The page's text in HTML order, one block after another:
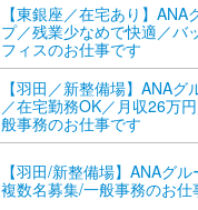
【東銀座／在宅あり】ANA
プ／残業少なめで快適／バ
フィスのお仕事です
【羽田／新整備場】ANAグ
／在宅勤務OK／月収26万
般事務のお仕事です
【羽田/新整備場】ANAグ
複数名募集/一般事務のお仕